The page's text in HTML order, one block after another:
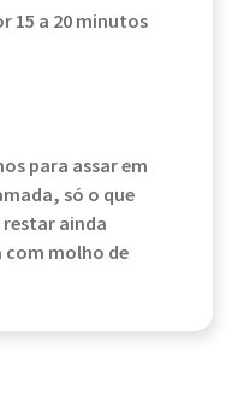
15 a 20 minutos
para assar em
só o que
ainda
com molho de